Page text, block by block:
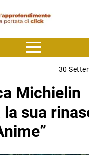
30
Michielin
sua